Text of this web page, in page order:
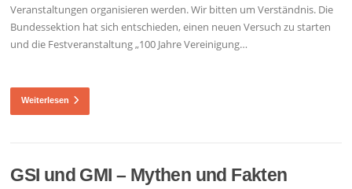
Veranstaltungen organisieren werden. Wir bitten um Verständnis. Die
Bundessektion hat sich entschieden, einen neuen Versuch zu starten
und die Festveranstaltung „100 Jahre Vereinigung…
Weiterlesen
GSI und GMI – Mythen und Fakten